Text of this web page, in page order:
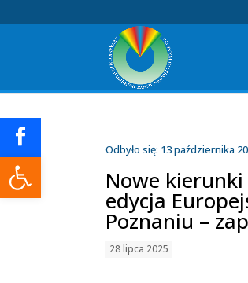
Otwórz pasek narzędziOdbyło się: 13 października
Nowe
edycja
Poznaniu –
28 lipca 2025